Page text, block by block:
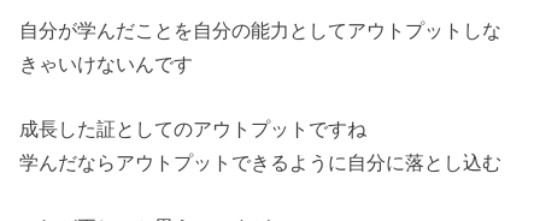
自分が学んだことを自分の能力としてアウトプットしな
きゃいけないんです
成長した証としてのアウトプットですね
学んだならアウトプットできるように自分に落とし込む